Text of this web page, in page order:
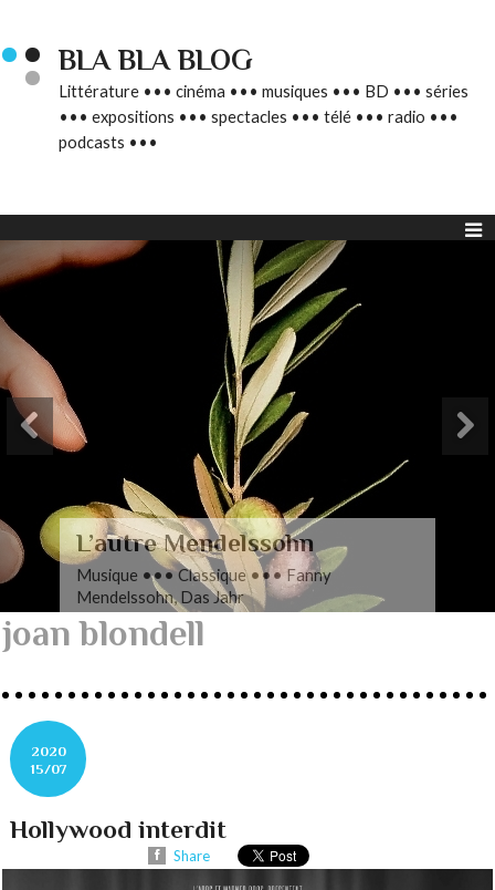
BLA BLA BLOG
Littérature ••• cinéma ••• musiques ••• BD ••• séries
••• expositions ••• spectacles ••• télé ••• radio •••
podcasts •••
L’autre Mendelssohn
Musique ••• Classique ••• Fanny
Mendelssohn, Das Jahr
joan blondell
2020
15/07
Hollywood interdit
Share